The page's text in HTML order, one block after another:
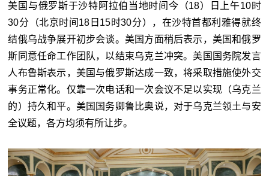
美国与俄罗斯于沙特阿拉伯当地时间今（18）日上午10时
30分（北京时间18日15时30分），在沙特首都利雅得就终
结俄乌战争展开初步会谈。美国方面稍后表示，美国和俄罗
斯同意任命工作团队，以结束乌克兰冲突。美国国务院发言
人布鲁斯表示，美国与俄罗斯达成一致，将采取措施使外交
事务正常化。仅靠一次电话和一次会议不足以实现（乌克兰
的）持久和平。美国国务卿鲁比奥说，对于乌克兰领土与安
全议题，各方均须有所让步。